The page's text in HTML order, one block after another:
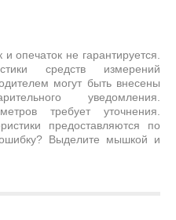
опечаток не гарантируется.
средств измерений
могут быть внесены
уведомления.
требует уточнения.
предоставляются по
Выделите мышкой и